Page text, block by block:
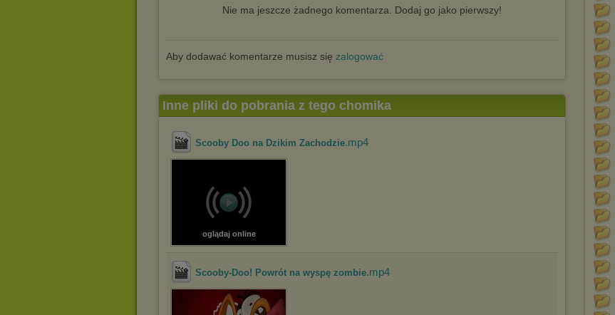
Nie ma jeszcze żadnego komentarza. Dodaj go jako pierwszy!
Aby dodawać komentarze musisz się zalogować
Inne pliki do pobrania z tego chomika
Scooby Doo na Dzikim Zachodzie.mp4
oglądaj online
Scooby-Doo! Powrót na wyspę zombie.mp4